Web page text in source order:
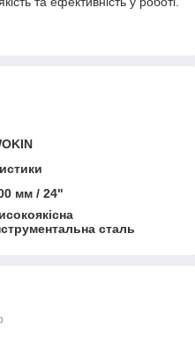
мм / 24"
сталь